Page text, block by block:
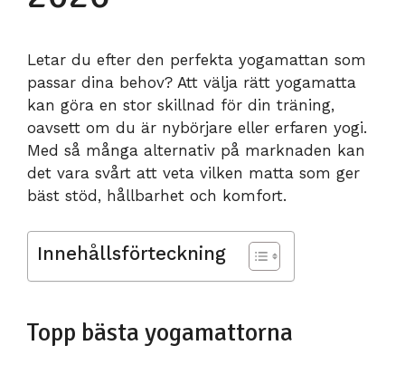
Letar du efter den perfekta yogamattan som
passar dina behov? Att välja rätt yogamatta
kan göra en stor skillnad för din träning,
oavsett om du är nybörjare eller erfaren yogi.
Med så många alternativ på marknaden kan
det vara svårt att veta vilken matta som ger
bäst stöd, hållbarhet och komfort.
Innehållsförteckning
Topp bästa yogamattorna